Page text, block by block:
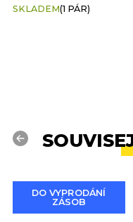
SKLADEM(1 PÁR)
Previous
DO VYPRODÁNÍ
ZÁSOB